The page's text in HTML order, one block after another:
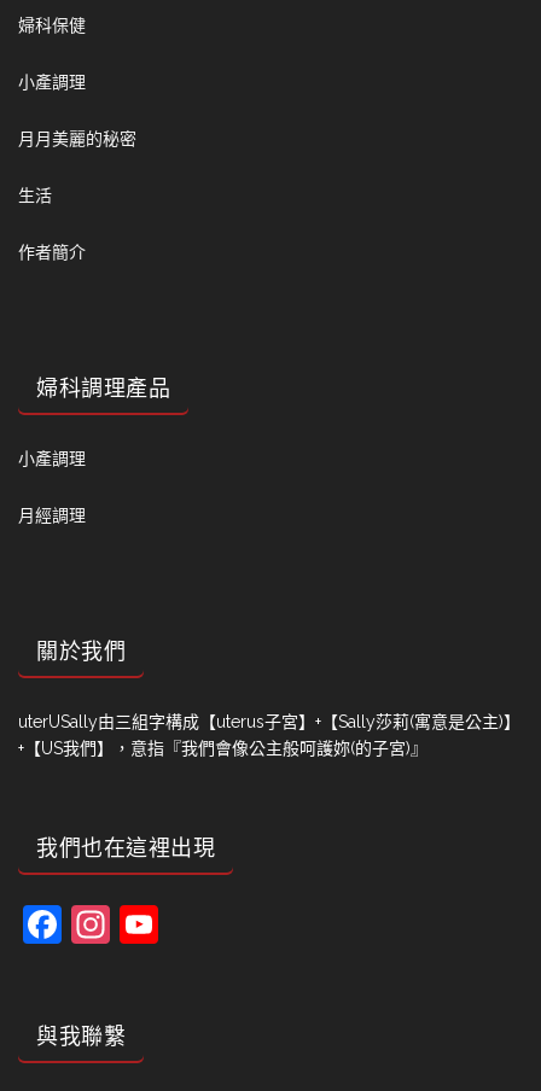
婦科保健
小產調理
月月美麗的秘密
生活
作者簡介
婦科調理產品
小產調理
月經調理
關於我們
uterUSally由三組字構成【uterus子宮】+【Sally莎莉(寓意是公主)】
+【US我們】，意指『我們會像公主般呵護妳(的子宮)』
我們也在這裡出現
Facebook
Instagram
與我聯繫